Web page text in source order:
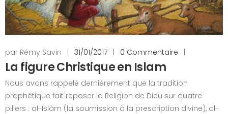
par Rémy Savin 31/01/2017 0 Commentaire
La figure Christique en Islam
Nous avons rappelé dernièrement que la tradition
prophétique fait reposer la Religion de Dieu sur quatre
piliers : al-Islâm (la soumission à la prescription divine), al-